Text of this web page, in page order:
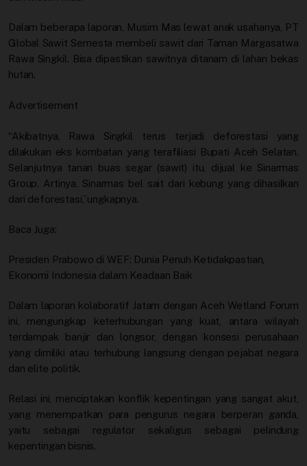
Dalam beberapa laporan, Musim Mas lewat anak usahanya, PT
Global Sawit Semesta membeli sawit dari Taman Margasatwa
Rawa Singkil. Bisa dipastikan sawitnya ditanam di lahan bekas
hutan.
Advertisement
“Akibatnya, Rawa Singkil terus terjadi deforestasi yang
dilakukan eks kombatan yang terafiliasi Bupati Aceh Selatan.
Selanjutnya tanan buas segar (sawit) itu, dijual ke Sinarmas
Group. Artinya, Sinarmas bel sait dari kebung yang dihasilkan
dari deforestasi,”ungkapnya.
Baca Juga:
Presiden Prabowo di WEF: Dunia Penuh Ketidakpastian,
Ekonomi Indonesia dalam Keadaan Baik
Dalam laporan kolaboratif Jatam dengan Aceh Wetland Forum
ini, mengungkap keterhubungan yang kuat, antara wilayah
terdampak banjir dan longsor, dengan konsesi perusahaan
yang dimiliki atau terhubung langsung dengan pejabat negara
dan elite politik.
Relasi ini, menciptakan konflik kepentingan yang sangat akut,
yang menempatkan para pengurus negara berperan ganda,
yaitu sebagai regulator sekaligus sebagai pelindung
kepentingan bisnis.